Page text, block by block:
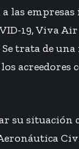
las
19, Viva
Se trata de
acreedores
su situación